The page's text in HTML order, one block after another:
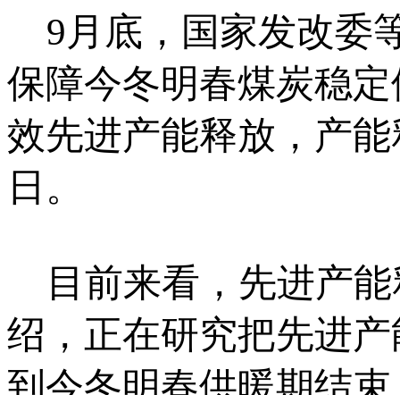
9月底，国家发改委
保障今冬明春煤炭稳
效先进产能释放，产
日。
目前来看，先进产能
绍，正在研究把先进
到今冬明春供暖期结